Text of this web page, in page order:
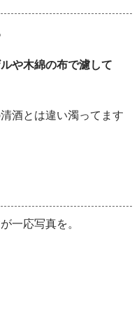
や木綿の布で濾して
酒とは違い濁ってます
一応写真を。